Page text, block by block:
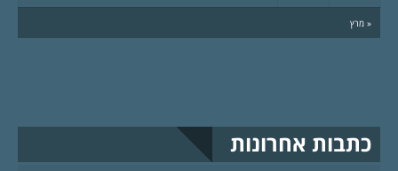
« מרץ
כתבות אחרונות